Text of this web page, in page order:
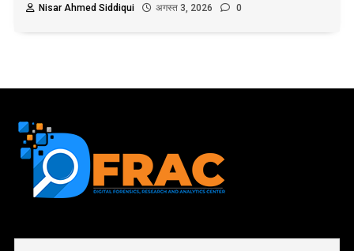
Nisar Ahmed Siddiqui
अगस्त 3, 2026 0